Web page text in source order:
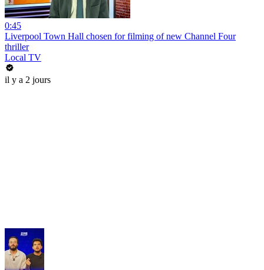
0:45
Liverpool Town Hall chosen for filming of new Channel Four
thriller
Local TV
il y a 2 jours